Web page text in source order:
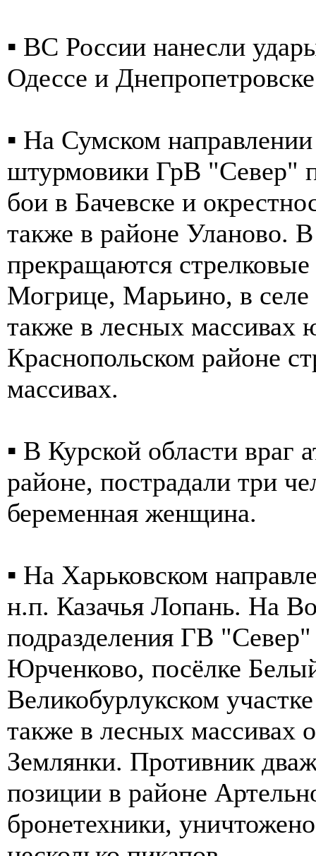
▪️ ВС России нанесли
Одессе и
▪️ На Сумском
штурмовики ГрВ "Север"
бои в Бачевске и
также в районе Уланово.
прекращаются
Могрице, Марьино, в селе
также в лесных массивах
Краснопольском районе
массивах.
▪️ В Курской области враг
районе, пострадали три
беременная женщина.
▪️ На Харьковском
н.п. Казачья Лопань. На
подразделения ГВ
Юрченково, посёлке
Великобурлукском
также в лесных массивах
Землянки. Противник
позиции в районе
бронетехники,